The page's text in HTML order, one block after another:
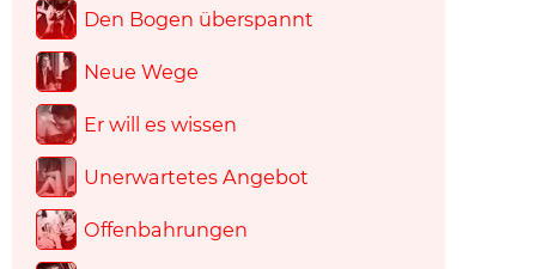
Den Bogen überspannt
Neue Wege
Er will es wissen
Unerwartetes Angebot
Offenbahrungen